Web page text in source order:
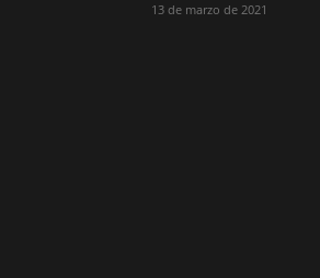
13 de marzo de 2021